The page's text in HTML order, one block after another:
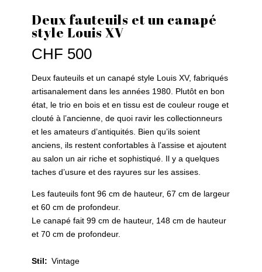
Deux fauteuils et un canapé
style Louis XV
CHF 500
Deux fauteuils et un canapé style Louis XV, fabriqués
artisanalement dans les années 1980. Plutôt en bon
état, le trio en bois et en tissu est de couleur rouge et
clouté à l’ancienne, de quoi ravir les collectionneurs
et les amateurs d’antiquités. Bien qu’ils soient
anciens, ils restent confortables à l’assise et ajoutent
au salon un air riche et sophistiqué. Il y a quelques
taches d’usure et des rayures sur les assises.
Les fauteuils font 96 cm de hauteur, 67 cm de largeur
et 60 cm de profondeur.
Le canapé fait 99 cm de hauteur, 148 cm de hauteur
et 70 cm de profondeur.
Stil: Vintage